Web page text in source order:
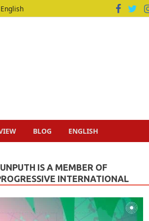
English
BLOG ENGLISH
IS A MEMBER OF
INTERNATIONAL